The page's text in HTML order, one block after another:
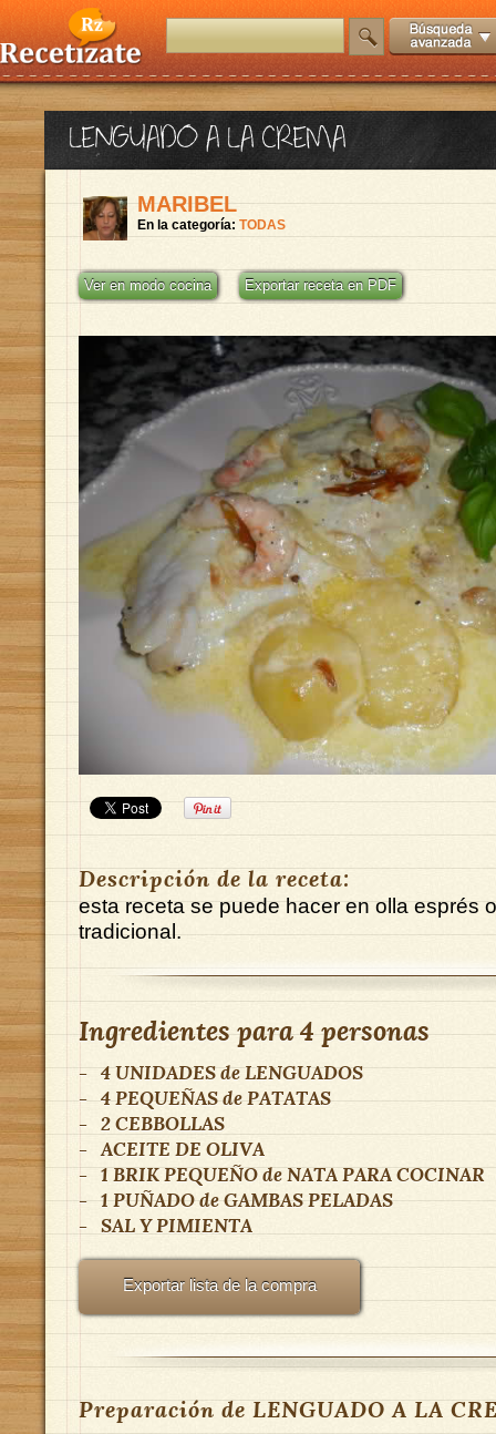
LENGUADO A LA CREMA
MARIBEL
En la categoría: TODAS
Ver en modo cocina Exportar receta en PDF
Descripción de la receta:
esta receta se puede hacer en olla esprés
tradicional.
Ingredientes para4 personas
- 4 UNIDADESdeLENGUADOS
- 4 PEQUEÑASdePATATAS
- 2CEBBOLLAS
- ACEITE DE OLIVA
- 1 BRIK PEQUEÑOdeNATA PARA COCINAR
- 1 PUÑADOdeGAMBAS PELADAS
- SAL Y PIMIENTA
Exportar lista de la compra
Preparación de LENGUADO A LA